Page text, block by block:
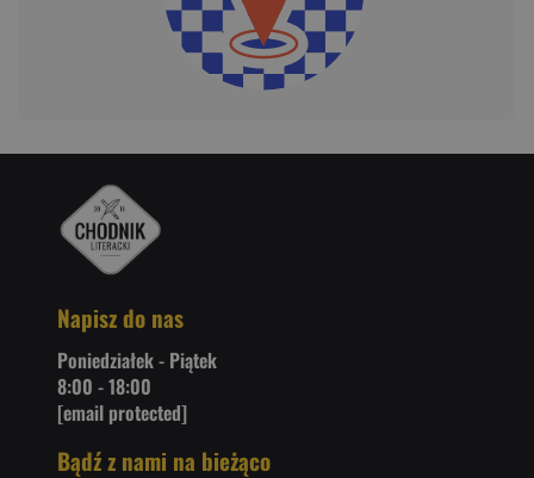
Napisz do nas
Poniedziałek - Piątek
8:00 - 18:00
[email protected]
Bądź z nami na bieżąco